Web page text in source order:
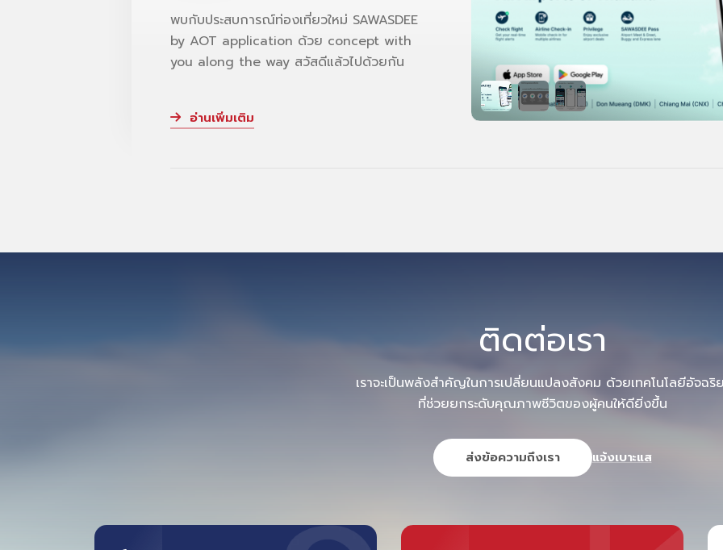
พบกับประสบการณ์ท่องเที่ยวใหม่ SAWASDEE
by AOT application ด้วย concept with
you along the way สวัสดีแล้วไปด้วยกัน
อ่านเพิ่มเติม
ติดต่อเรา
เราจะเป็นพลังสำคัญในการเปลี่ยนแปลงสังคม ด้วยเทคโนโลยีอัจฉริ
ที่ช่วยยกระดับคุณภาพชีวิตของผู้คนให้ดียิ่งขึ้น
ส่งข้อความถึงเรา แจ้งเบาะแส